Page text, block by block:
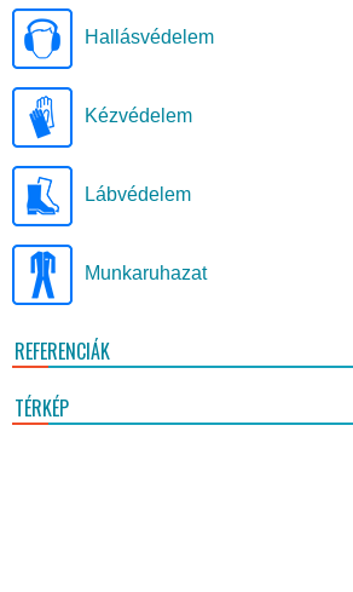
Hallásvédelem
Kézvédelem
Lábvédelem
Munkaruhazat
REFERENCIÁK
TÉRKÉP